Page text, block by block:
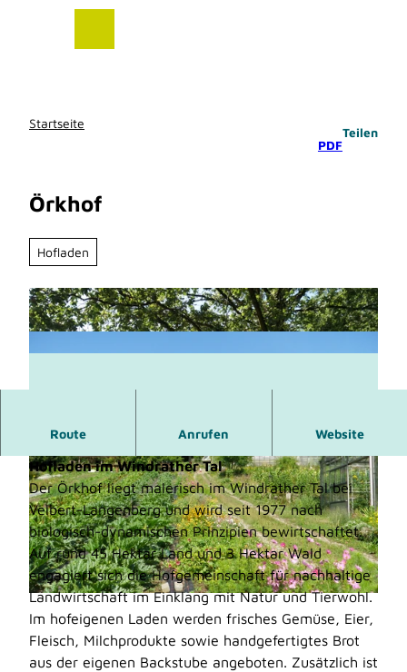
Startseite
PDF
Teilen
Örkhof
Hofladen
© Stadt Velbert |CC-BY-SA
Route Anrufen Website
Örkhof – Nachhaltige Landwirtschaft und
Hofladen im Windrather Tal
Der Örkhof liegt malerisch im Windrather Tal bei
Velbert-Langenberg und wird seit 1977 nach
biologisch-dynamischen Prinzipien bewirtschaftet.
Auf rund 45 Hektar Land und 3 Hektar Wald
engagiert sich die Hofgemeinschaft für nachhaltige
Landwirtschaft im Einklang mit Natur und Tierwohl.
Im hofeigenen Laden werden frisches Gemüse, Eier,
Fleisch, Milchprodukte sowie handgefertigtes Brot
aus der eigenen Backstube angeboten. Zusätzlich ist